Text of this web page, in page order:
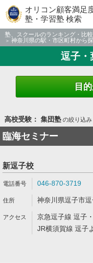
オリコン顧客満足
塾・学習塾 検索
塾、スクールのランキング・比較
神奈川県の駅・市区町村から
逗子・
目
高校受験： 集団塾の絞り込み
臨海セミナー
新逗子校
046-870-3719
神奈川県逗子市
京急逗子線 逗子
JR横須賀線 逗子